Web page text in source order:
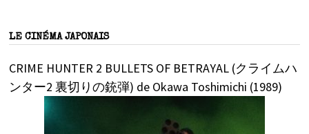
LE CINÉMA JAPONAIS
CRIME HUNTER 2 BULLETS OF BETRAYAL (クライムハ
ンター2 裏切りの銃弾) de Okawa Toshimichi (1989)